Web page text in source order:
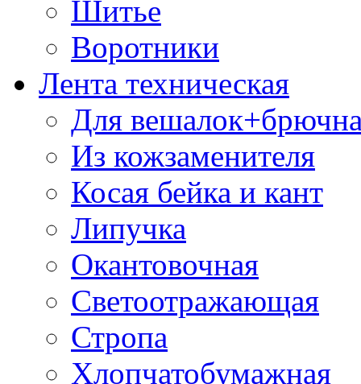
Шитье
Воротники
Лента техническая
Для
Из кожзаменителя
Косая бейка и кант
Липучка
Окантовочная
Светоотражающая
Стропа
Хлопчатобумажная